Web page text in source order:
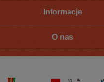
Informacje
O nas